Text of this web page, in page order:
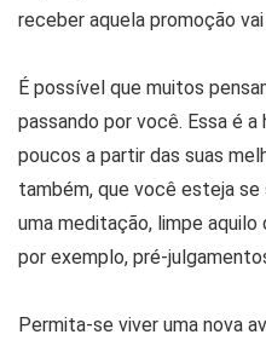
receber aquela promoção vai
É possível que muitos
passando por você. Essa é
poucos a partir das suas
também, que você esteja
uma meditação, limpe
por exemplo, pré-
Permita-se viver uma nova